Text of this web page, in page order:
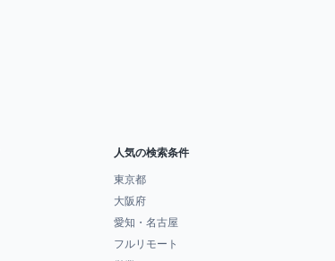
人気の検索条件
東京都
大阪府
愛知・名古屋
フルリモート